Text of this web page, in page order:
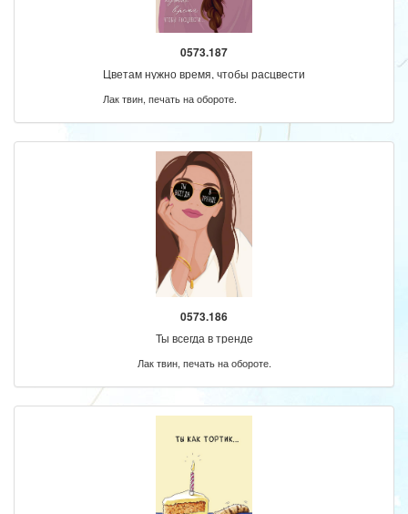
0573.187
Цветам нужно время, чтобы расцвести
Лак твин, печать на обороте.
0573.186
Ты всегда в тренде
Лак твин, печать на обороте.